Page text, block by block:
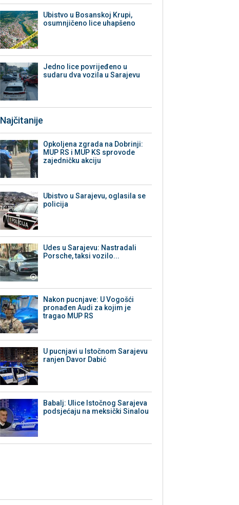
Ubistvo u Bosanskoj Krupi,
osumnjičeno lice uhapšeno
Јedno lice povrijeđeno u
sudaru dva vozila u Sarajevu
Najčitanije
Opkoljena zgrada na Dobrinji:
MUP RS i MUP KS sprovode
zajedničku akciju
Ubistvo u Sarajevu, oglasila se
policija
Udes u Sarajevu: Nastradali
Porsche, taksi vozilo...
Nakon pucnjave: U Vogošći
pronađen Audi za kojim je
tragao MUP RS
U pucnjavi u Istočnom Sarajevu
ranjen Davor Dabić
Babalj: Ulice Istočnog Sarajeva
podsjećaju na meksički Sinalou